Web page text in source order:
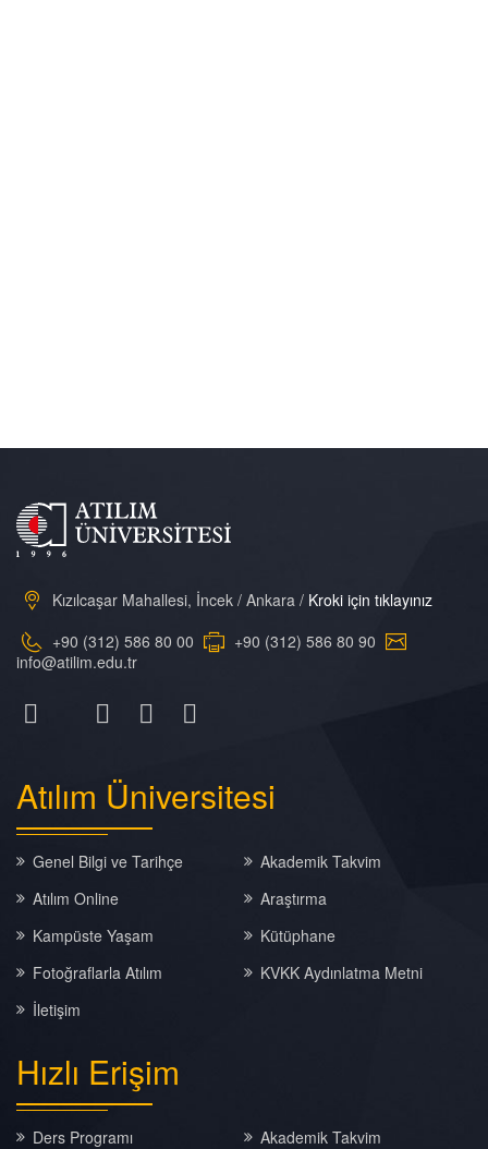
Kızılcaşar Mahallesi, İncek / Ankara / Kroki için tıklayınız
+90 (312) 586 80 00
+90 (312) 586 80 90
info@atilim.edu.tr
Atılım Üniversitesi
Genel Bilgi ve Tarihçe
Akademik Takvim
Atılım Online
Araştırma
Kampüste Yaşam
Kütüphane
Fotoğraflarla Atılım
KVKK Aydınlatma Metni
İletişim
Hızlı Erişim
Ders Programı
Akademik Takvim